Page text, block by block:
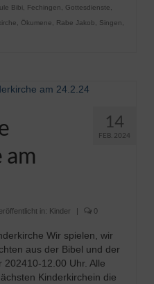
Bibi Fechingen Gottesdienste
Ökumene Rabe Jakob Singen
14
FEB. 2024
in: Kinder | 0
Wir spielen, wir
aus der Bibel und der
12.00 Uhr. Alle
Kinderkirchein die